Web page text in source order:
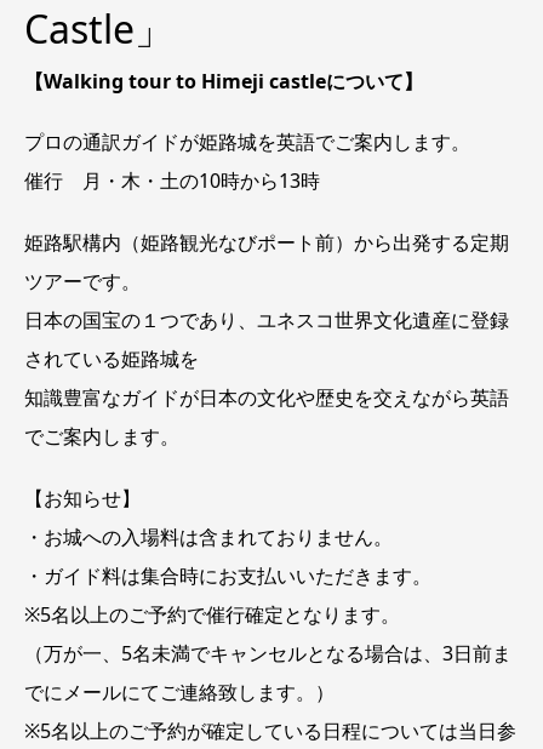
Castle」
【Walking tour to Himeji castleについて】
プロの通訳ガイドが姫路城を英語でご案内します。
催行 月・木・土の10時から13時
姫路駅構内（姫路観光なびポート前）から出発する定期
ツアーです。
日本の国宝の１つであり、ユネスコ世界文化遺産に登録
されている姫路城を
知識豊富なガイドが日本の文化や歴史を交えながら英語
でご案内します。
【お知らせ】
・お城への入場料は含まれておりません。
・ガイド料は集合時にお支払いいただきます。
※5名以上のご予約で催行確定となります。
（万が一、5名未満でキャンセルとなる場合は、3日前ま
でにメールにてご連絡致します。）
※5名以上のご予約が確定している日程については当日参